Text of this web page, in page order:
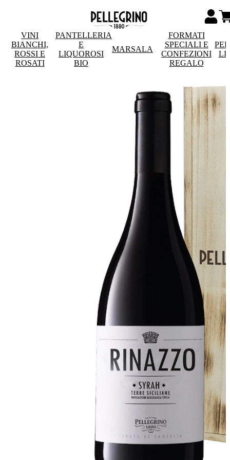
VINI
BIANCHI,
ROSSI E
ROSATI
PANTELLERIA
E
LIQUOROSI
BIO
MARSALA
FORMATI
SPECIALI E
CONFEZIONI
REGALO